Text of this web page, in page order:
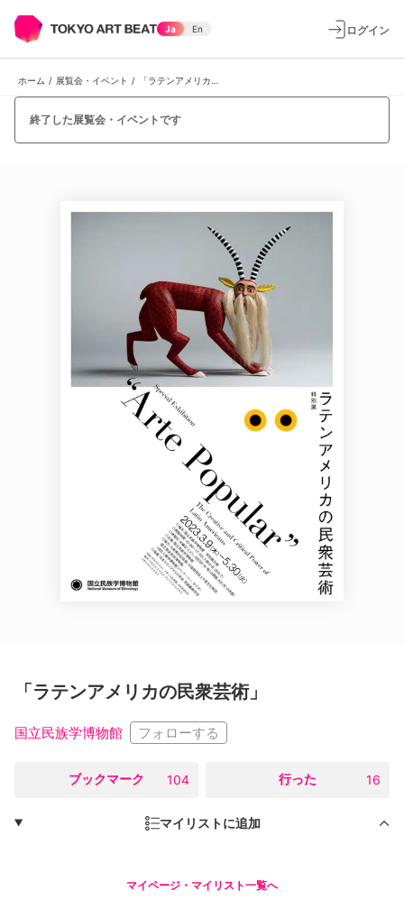
Ja En ログイン
ホーム / 展覧会・イベント /
終了した展覧会・イベントです
「ラテンアメリカの民衆芸術」
国立民族学博物館 フォローする
ブックマーク 104 行った 16
マイリストに追加
マイページ・マイリスト一覧へ